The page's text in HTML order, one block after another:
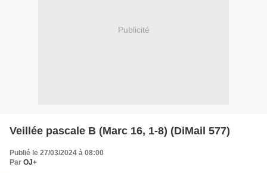
Publicité
Veillée pascale B (Marc 16, 1-8) (DiMail 577)
Publié le 27/03/2024 à 08:00
Par OJ+